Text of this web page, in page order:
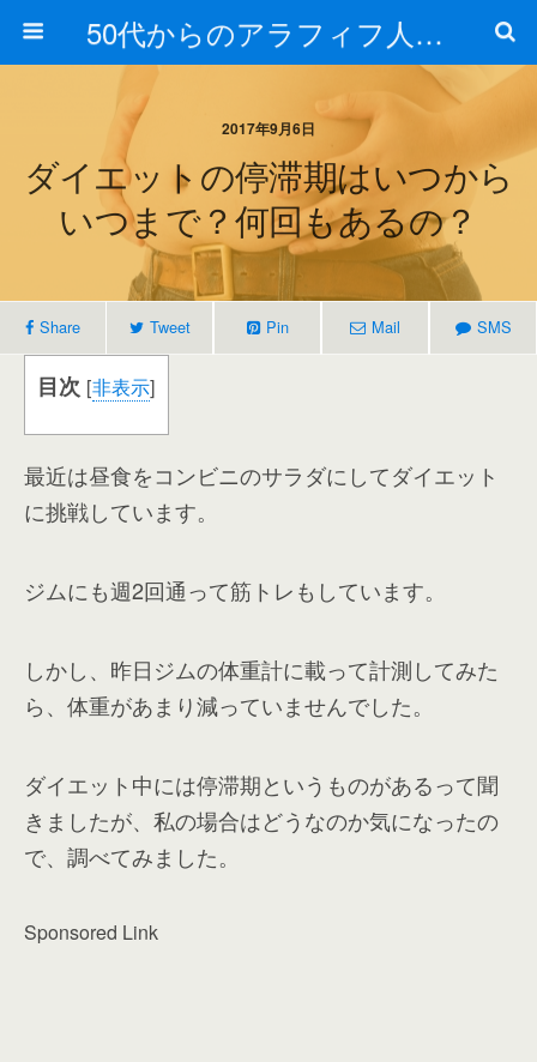
50代からのアラフィフ人生の楽しみ方
2017年9月6日
ダイエットの停滞期はいつから
いつまで？何回もあるの？
Share Tweet Pin Mail SMS
目次 [非表示]
最近は昼食をコンビニのサラダにしてダイエット
に挑戦しています。
ジムにも週2回通って筋トレもしています。
しかし、昨日ジムの体重計に載って計測してみた
ら、体重があまり減っていませんでした。
ダイエット中には停滞期というものがあるって聞
きましたが、私の場合はどうなのか気になったの
で、調べてみました。
Sponsored Link